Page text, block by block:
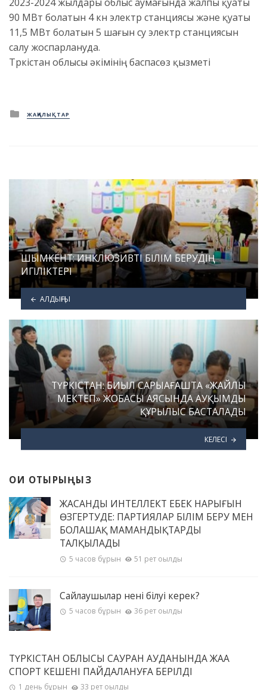
2023-2024 жылдары облыс аумағында жалпы қуаты
90 МВт болатын 4 күн электр станциясы және қуаты
11,5 МВт болатын 5 шағын су электр станциясын
салу жоспарлануда.
Түркістан облысы әкімінің баспасөз қызметі
Posted
in
ЖАҢАЛЫҚТАР
ШЫМКЕНТ: ИНКЛЮЗИВТІ БІЛІМ БЕРУДІҢ
ИГІЛІКТЕРІ
АЛДЫҢҒЫ
ТҮРКІСТАН: БИЫЛ САРЫАҒАШТА «ЖАЙЛЫ
МЕКТЕП» ЖОБАСЫ АЯСЫНДА АУҚЫМДЫ
ҚҰРЫЛЫС БАСТАЛАДЫ
КЕЛЕСІ
ОҚИ ОТЫРЫҢЫЗ
ЖАСАНДЫ ИНТЕЛЛЕКТ ЕҢБЕК НАРЫҒЫН
ӨЗГЕРТУДЕ: ПАРТИЯЛАР БІЛІМ БЕРУ МЕН
БОЛАШАҚ МАМАНДЫҚТАРДЫ
ТАЛҚЫЛАДЫ
5 часов бұрын 51 рет оқылды
Сайлаушылар нені білуі керек?
5 часов бұрын 36 рет оқылды
ТҮРКІСТАН ОБЛЫСЫ САУРАН АУДАНЫНДА ЖАҢА
СПОРТ КЕШЕНІ ПАЙДАЛАНУҒА БЕРІЛДІ
1 день бұрын 33 рет оқылды